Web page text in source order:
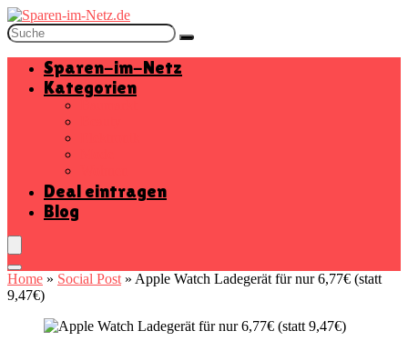
Sparen-im-Netz
Kategorien
Deal eintragen
Blog
Home » Social Post » Apple Watch Ladegerät für nur 6,77€ (statt
9,47€)